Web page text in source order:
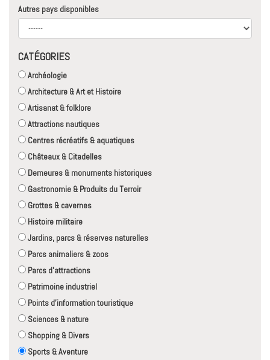
Autres pays disponibles
CATÉGORIES
Archéologie
Architecture & Art et Histoire
Artisanat & folklore
Attractions nautiques
Centres récréatifs & aquatiques
Châteaux & Citadelles
Demeures & monuments historiques
Gastronomie & Produits du Terroir
Grottes & cavernes
Histoire militaire
Jardins, parcs & réserves naturelles
Parcs animaliers & zoos
Parcs d'attractions
Patrimoine industriel
Points d'information touristique
Sciences & nature
Shopping & Divers
Sports & Aventure